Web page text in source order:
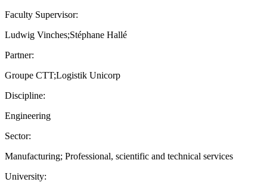
Faculty Supervisor:
Ludwig Vinches;Stéphane Hallé
Partner:
Groupe CTT;Logistik Unicorp
Discipline:
Engineering
Sector:
Manufacturing; Professional, scientific and technical services
University: